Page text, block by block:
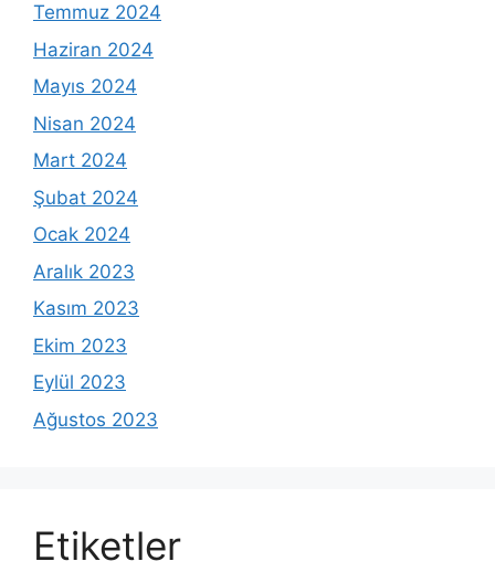
Temmuz 2024
Haziran 2024
Mayıs 2024
Nisan 2024
Mart 2024
Şubat 2024
Ocak 2024
Aralık 2023
Kasım 2023
Ekim 2023
Eylül 2023
Ağustos 2023
Etiketler